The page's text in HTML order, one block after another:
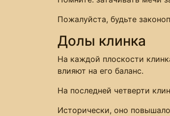
Пожалуйста, будьте
Долы клинка
На каждой плоскости
влияют на его баланс.
На последней четверти
Исторически, оно